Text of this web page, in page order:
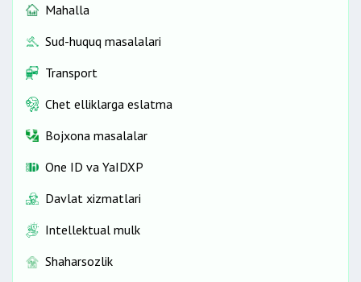
Mahalla
Sud-huquq masalalari
Transport
Chet elliklarga eslatma
Bojxona masalalar
One ID vа YaIDXP
Davlat xizmatlari
Intellektual mulk
Shaharsozlik